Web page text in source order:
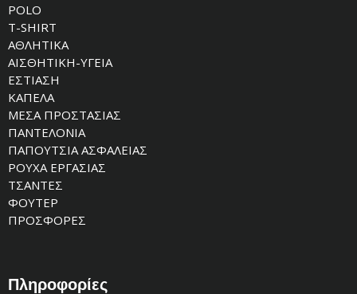
POLO
T-SHIRT
ΑΘΛΗΤΙΚΑ
ΑΙΣΘΗΤΙΚΗ-ΥΓΕΙΑ
ΕΣΤΙΑΣΗ
ΚΑΠΕΛΑ
ΜΕΣΑ ΠΡΟΣΤΑΣΙΑΣ
ΠΑΝΤΕΛΟΝΙΑ
ΠΑΠΟΥΤΣΙΑ ΑΣΦΑΛΕΙΑΣ
ΡΟΥΧΑ ΕΡΓΑΣΙΑΣ
ΤΣΑΝΤΕΣ
ΦΟΥΤΕΡ
ΠΡΟΣΦΟΡΕΣ
Πληροφορίες